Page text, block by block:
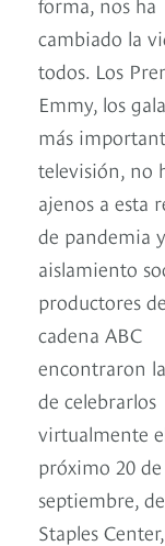
cambiado la
todos. Los
Emmy, los
más
televisión, no
ajenos a esta
de pandemia y
aislamiento
productores
cadena ABC
encontraron
de celebrarlos
virtualmente
próximo 20 de
septiembre,
Staples